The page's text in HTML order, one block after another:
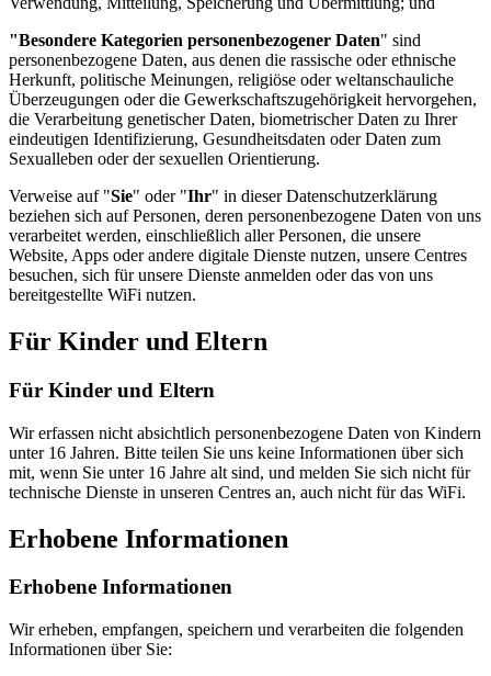
"Besondere Kategorien personenbezogener Daten" sind
personenbezogene Daten, aus denen die rassische oder ethnische
Herkunft, politische Meinungen, religiöse oder weltanschauliche
Überzeugungen oder die Gewerkschaftszugehörigkeit hervorgehen,
die Verarbeitung genetischer Daten, biometrischer Daten zu Ihrer
eindeutigen Identifizierung, Gesundheitsdaten oder Daten zum
Sexualleben oder der sexuellen Orientierung.
Verweise auf "Sie" oder "Ihr" in dieser Datenschutzerklärung
beziehen sich auf Personen, deren personenbezogene Daten von uns
verarbeitet werden, einschließlich aller Personen, die unsere
Website, Apps oder andere digitale Dienste nutzen, unsere Centres
besuchen, sich für unsere Dienste anmelden oder das von uns
bereitgestellte WiFi nutzen.
Für Kinder und Eltern
Für Kinder und Eltern
Wir erfassen nicht absichtlich personenbezogene Daten von Kindern
unter 16 Jahren. Bitte teilen Sie uns keine Informationen über sich
mit, wenn Sie unter 16 Jahre alt sind, und melden Sie sich nicht für
technische Dienste in unseren Centres an, auch nicht für das WiFi.
Erhobene Informationen
Erhobene Informationen
Wir erheben, empfangen, speichern und verarbeiten die folgenden
Informationen über Sie: